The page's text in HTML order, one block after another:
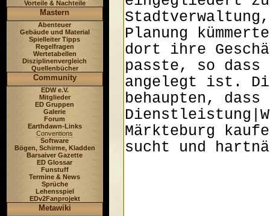
Vorteile & Nachteile
Mastern
Abenteuer
Gebäude und Material
Spielleiter Tipps
Regelfragen
Wertetabellen
Disziplinenvergleich
Quellenbücher
Community
EDW e.V.
Mitglieder
ED Gruppen
Galerie
Forum
Earthdawn-Links
Conventions
Software
Bögen, Schirme, Kladden
Barsaiver Gazette
ED Glossar
Funstuff
Termine & News
Sprüche
Lehensspiel
EDv2Fanprojekt
Metawiki